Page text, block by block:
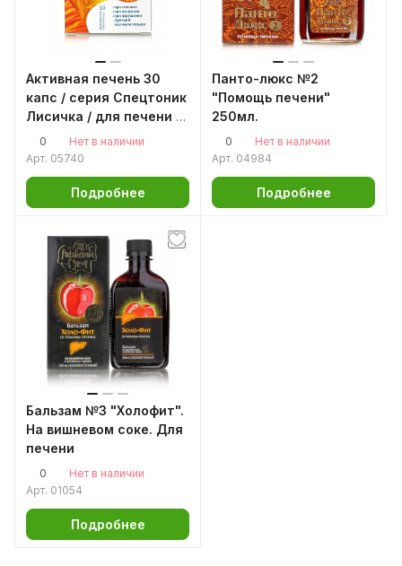
Активная печень 30
капс / серия Спецтоник
Лисичка / для печени /
холецистит / камни в
желчном
0
Нет в наличии
Арт. 05740
Подробнее
Панто-люкс №2
"Помощь печени"
250мл.
0
Нет в наличии
Арт. 04984
Подробнее
Бальзам №3 "Холофит".
На вишневом соке. Для
печени
0
Нет в наличии
Арт. 01054
Подробнее